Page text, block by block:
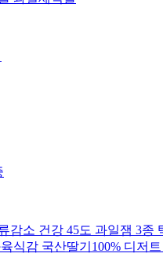
감소 건강 45도 과일잼 3종
식감 국산딸기100% 디저